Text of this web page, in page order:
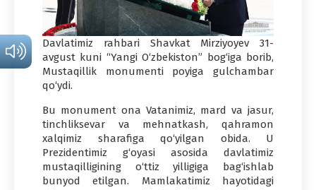
Davlatimiz rahbari Shavkat Mirziyoyev 31-
avgust kuni “Yangi O‘zbekiston” bog‘iga borib,
Mustaqillik monumenti poyiga gulchambar
qo‘ydi.
Bu monument ona Vatanimiz, mard va jasur,
tinchliksevar va mehnatkash, qahramon
xalqimiz sharafiga qo‘yilgan obida. U
Prezidentimiz g‘oyasi asosida davlatimiz
mustaqilligining o‘ttiz yilligiga bag‘ishlab
bunyod etilgan. Mamlakatimiz hayotidagi